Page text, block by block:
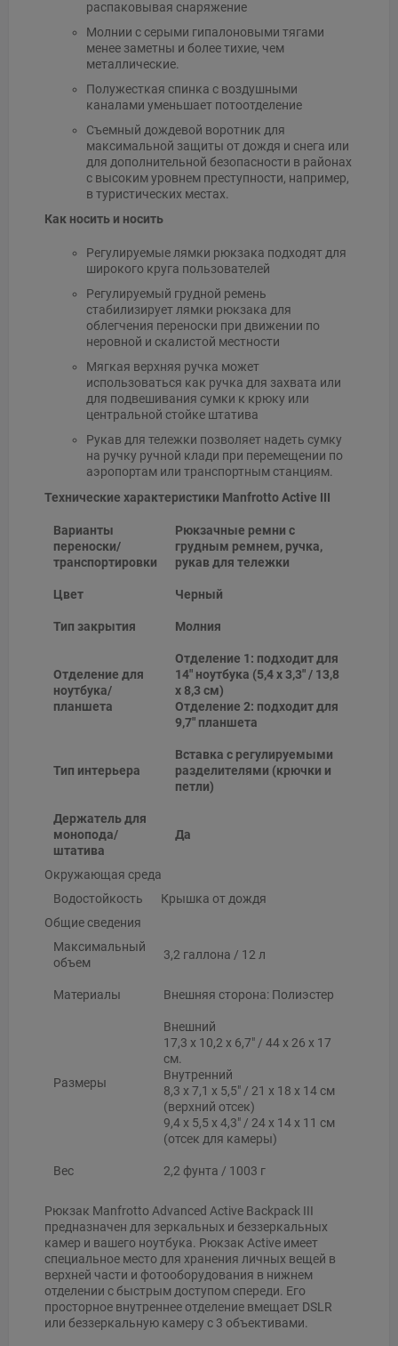
распаковывая снаряжение
Молнии с серыми гипалоновыми тягами
менее заметны и более тихие, чем
металлические.
Полужесткая спинка с воздушными
каналами уменьшает потоотделение
Съемный дождевой воротник для
максимальной защиты от дождя и снега или
для дополнительной безопасности в районах
с высоким уровнем преступности, например,
в туристических местах.
Как носить и носить
Регулируемые лямки рюкзака подходят для
широкого круга пользователей
Регулируемый грудной ремень
стабилизирует лямки рюкзака для
облегчения переноски при движении по
неровной и скалистой местности
Мягкая верхняя ручка может
использоваться как ручка для захвата или
для подвешивания сумки к крюку или
центральной стойке штатива
Рукав для тележки позволяет надеть сумку
на ручку ручной клади при перемещении по
аэропортам или транспортным станциям.
Технические характеристики Manfrotto Active III
Варианты
переноски/
транспортировки
Рюкзачные ремни с
грудным ремнем, ручка,
рукав для тележки
Цвет Черный
Тип закрытия Молния
Отделение для
ноутбука/
планшета
Отделение 1: подходит для
14" ноутбука (5,4 x 3,3" / 13,8
x 8,3 см)
Отделение 2: подходит для
9,7" планшета
Тип интерьера
Вставка с регулируемыми
разделителями (крючки и
петли)
Держатель для
монопода/
штатива
Да
Окружающая среда
Водостойкость
Крышка от дождя
Общие сведения
Максимальный
объем
3,2 галлона / 12 л
Материалы Внешняя сторона: Полиэстер
Размеры
Внешний
17,3 x 10,2 x 6,7" / 44 x 26 x 17
см.
Внутренний
8,3 x 7,1 x 5,5" / 21 x 18 x 14 см
(верхний отсек)
9,4 x 5,5 x 4,3" / 24 x 14 x 11 см
(отсек для камеры)
Вес 2,2 фунта / 1003 г
Рюкзак Manfrotto Advanced Active Backpack III
предназначен для зеркальных и беззеркальных
камер и вашего ноутбука. Рюкзак Active имеет
специальное место для хранения личных вещей в
верхней части и фотооборудования в нижнем
отделении с быстрым доступом спереди. Его
просторное внутреннее отделение вмещает DSLR
или беззеркальную камеру с 3 объективами.